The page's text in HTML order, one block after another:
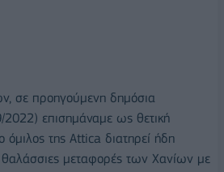
σε προηγούμενη δημόσια
επισημάναμε ως θετική
όμιλος της Attica διατηρεί ήδη
μεταφορές των Χανίων με